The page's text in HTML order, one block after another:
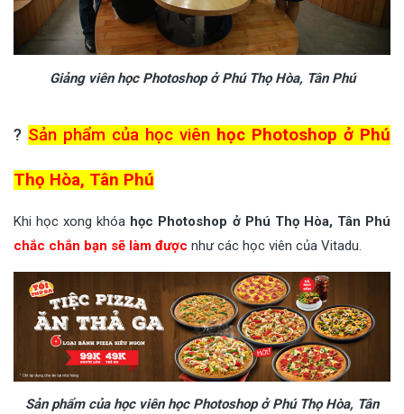
Giảng viên học Photoshop ở Phú Thọ Hòa, Tân Phú
? Sản phẩm của học viên học Photoshop ở Phú
Thọ Hòa, Tân Phú
Khi học xong khóa học Photoshop ở Phú Thọ Hòa, Tân Phú
chắc chắn bạn sẽ làm được như các học viên của Vitadu.
Sản phẩm của học viên học Photoshop ở Phú Thọ Hòa, Tân